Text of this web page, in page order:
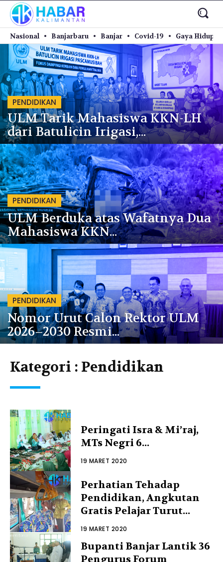
Nasional Banjarbaru Banjar Covid-19 Gaya Hidup
PENDIDIKAN
ULM Tarik Mahasiswa KKN-LH
dari Batulicin Irigasi,...
PENDIDIKAN
ULM Berduka atas Wafatnya Dua
Mahasiswa KKN...
PENDIDIKAN
Nomor Urut Calon Rektor ULM
2026–2030 Resmi...
Kategori : Pendidikan
Peringati Isra & Mi’raj,
MTs Negri 6...
19 MARET 2020
Perhatian Tehadap
Pendidikan, Angkutan
Gratis Pelajar Turut...
19 MARET 2020
Bupanti Banjar Lantik 36
Pengurus Forum